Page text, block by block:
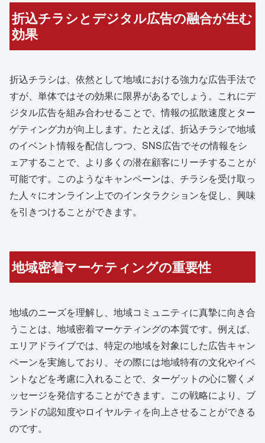
折込チラシとデジタル広告の融合が生む
効果
折込チラシは、依然として地域における強力な広告手法で
すが、単体ではその効果に限界があるでしょう。これにデ
ジタル広告を組み合わせることで、情報の拡散速度とター
ゲティング力が向上します。たとえば、折込チラシで地域
のイベント情報を配信しつつ、SNS広告でその情報をシ
ェアすることで、より多くの潜在顧客にリーチすることが
可能です。このようなキャンペーンは、チラシを受け取っ
た人々にオンライン上でのインタラクションを促し、興味
を引きつけることができます。
地域密着マーケティングの重要性
地域のニーズを理解し、地域コミュニティに真摯に向き合
うことは、地域密着マーケティングの本質です。例えば、
エリアドライブでは、特定の地域を対象にした広告キャン
ペーンを実施しており、その際には地域特有の文化やイベ
ントなどを考慮に入れることで、ターゲットの心に響くメ
ッセージを発信することができます。この戦略により、ブ
ランドの認知度やロイヤルティを向上させることができる
のです。